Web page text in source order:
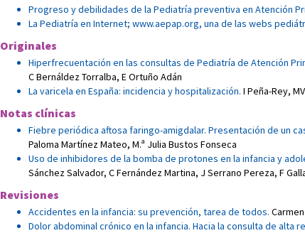
Progreso y debilidades de la Pediatría preventiva en Atención
La Pediatría en Internet; www.aepap.org, una de las webs
Originales
Hiperfrecuentación en las consultas de Pediatría de Atención
C Bernáldez Torralba, E Ortuño Adán
La varicela en España: incidencia y hospitalización. I Peña-Rey,
Notas clínicas
Fiebre periódica aftosa faringo-amigdalar. Presentación de un
Paloma Martínez Mateo, M.ª Julia Bustos Fonseca
Uso de inhibidores de la bomba de protones en la infancia y
Sánchez Salvador, C Fernández Martina, J Serrano Pereza, F
Revisiones
Accidentes en la infancia: su prevención, tarea de todos.
Dolor abdominal crónico en la infancia. Hacia la consulta de alta